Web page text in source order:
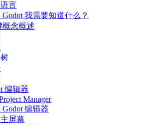
言
Godot 我需要知道什么？
概念概述
编辑器
Manager
Godot 编辑器
屏幕